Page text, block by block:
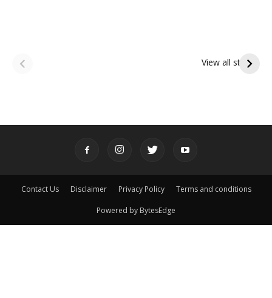
View all stories
పితృదేవతల ఆశీర్వాదం
ఇంద్రకీలాద్రి గిరి ప్రదక్షిణ
Contact Us Disclaimer Privacy Policy Terms and conditions
Powered by BytesEdge